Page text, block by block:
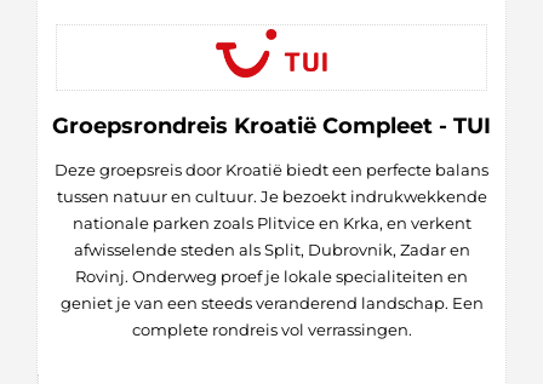
Groepsrondreis Kroatië Compleet - TUI
Deze groepsreis door Kroatië biedt een perfecte balans
tussen natuur en cultuur. Je bezoekt indrukwekkende
nationale parken zoals Plitvice en Krka, en verkent
afwisselende steden als Split, Dubrovnik, Zadar en
Rovinj. Onderweg proef je lokale specialiteiten en
geniet je van een steeds veranderend landschap. Een
complete rondreis vol verrassingen.